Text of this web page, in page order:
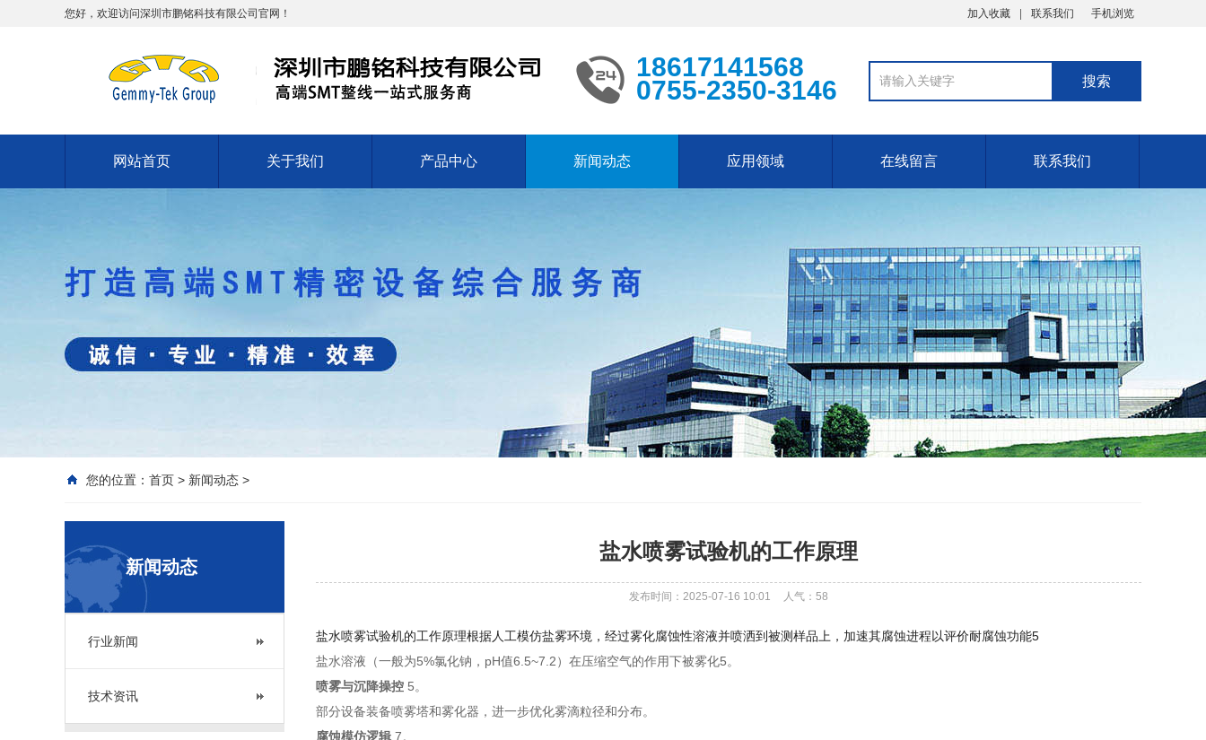
您好，欢迎访问深圳市鹏铭科技有限公司官网！ 加入收藏 联系我们 手机浏览
18617141568
0755-2350-3146
网站首页 关于我们 产品中心 新闻动态 应用领域 在线留言 联系我们
您的位置： 首页 > 新闻动态 >
新闻动态
行业新闻
技术资讯
盐水喷雾试验机的工作原理
发布时间：2025-07-16 10:01 人气： 58
盐水喷雾试验机的工作原理根据人工模仿盐雾环境，经过雾化腐蚀性溶液并喷洒到被测样品上，加速其腐蚀进程以评价耐腐蚀功能5
盐水溶液（一般为5%氯化钠，pH值6.5~7.2）在压缩空气的作用下被雾化5。
喷雾与沉降操控 5。
部分设备装备喷雾塔和雾化器，进一步优化雾滴粒径和分布。
腐蚀模仿逻辑 7。